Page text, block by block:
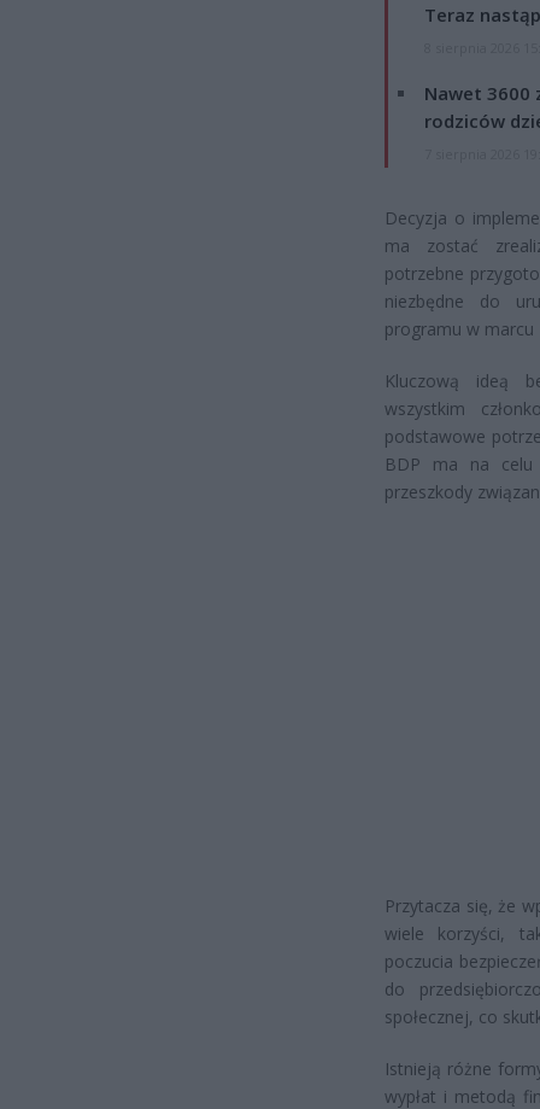
Teraz
Nawet 3600
rodziców
Decyzja o
ma zostać
potrzebne
niezbędne do
programu w marcu
Kluczową ideą
wszystkim
podstawowe
BDP ma na celu
przeszkody
Przytacza się, że
wiele korzyści,
poczucia
do
społecznej, co
Istnieją różne
wypłat i metodą